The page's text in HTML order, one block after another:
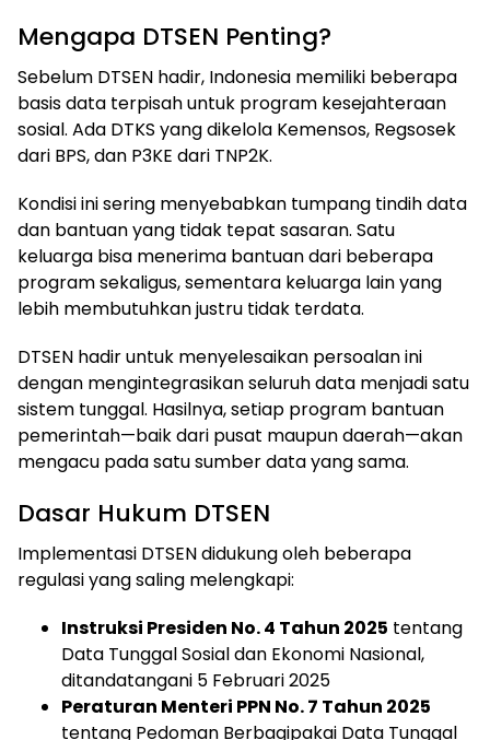
Mengapa DTSEN Penting?
Sebelum DTSEN hadir, Indonesia memiliki beberapa
basis data terpisah untuk program kesejahteraan
sosial. Ada DTKS yang dikelola Kemensos, Regsosek
dari BPS, dan P3KE dari TNP2K.
Kondisi ini sering menyebabkan tumpang tindih data
dan bantuan yang tidak tepat sasaran. Satu
keluarga bisa menerima bantuan dari beberapa
program sekaligus, sementara keluarga lain yang
lebih membutuhkan justru tidak terdata.
DTSEN hadir untuk menyelesaikan persoalan ini
dengan mengintegrasikan seluruh data menjadi satu
sistem tunggal. Hasilnya, setiap program bantuan
pemerintah—baik dari pusat maupun daerah—akan
mengacu pada satu sumber data yang sama.
Dasar Hukum DTSEN
Implementasi DTSEN didukung oleh beberapa
regulasi yang saling melengkapi:
Instruksi Presiden No. 4 Tahun 2025 tentang
Data Tunggal Sosial dan Ekonomi Nasional,
ditandatangani 5 Februari 2025
Peraturan Menteri PPN No. 7 Tahun 2025
tentang Pedoman Berbagipakai Data Tunggal